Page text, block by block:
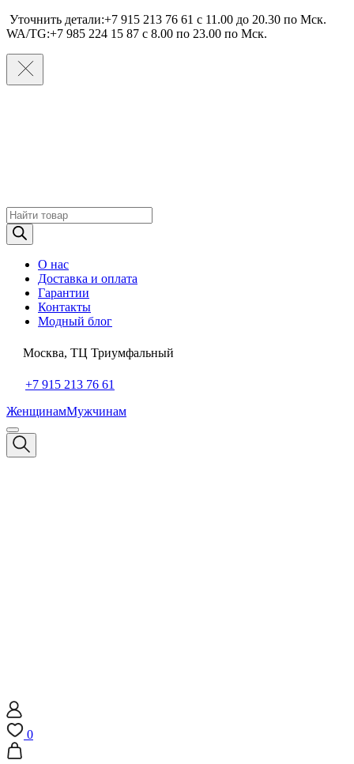
Уточнить детали:+7 915 213 76 61 c 11.00 до 20.30 по Мcк.
WA/TG:+7 985 224 15 87 c 8.00 по 23.00 по Мcк.
Поиск
товаров
О нас
Доставка и оплата
Гарантии
Контакты
Модный блог
Москва, ТЦ Триумфальный
+7 915 213 76 61
ЖенщинамМужчинам
0